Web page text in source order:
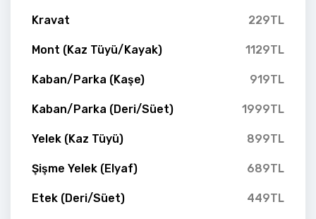
Kravat 229TL
Mont (Kaz Tüyü/Kayak) 1129TL
Kaban/Parka (Kaşe) 919TL
Kaban/Parka (Deri/Süet) 1999TL
Yelek (Kaz Tüyü) 899TL
Şişme Yelek (Elyaf) 689TL
Etek (Deri/Süet) 449TL